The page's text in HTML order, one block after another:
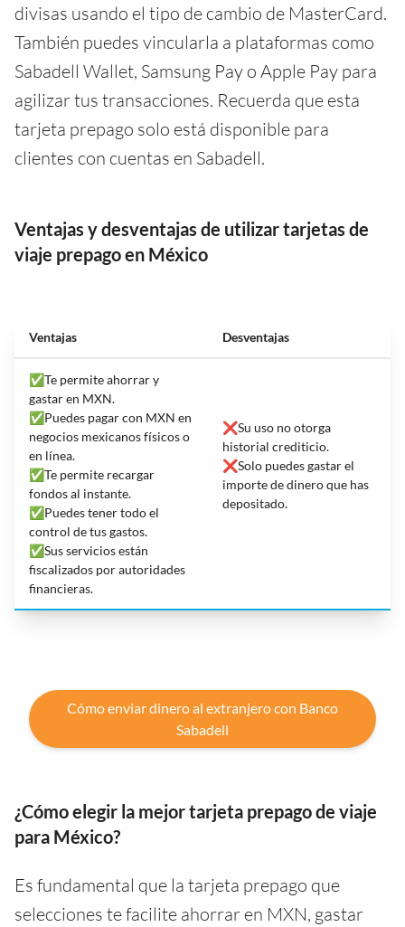
divisas usando el tipo de cambio de MasterCard.
También puedes vincularla a plataformas como
Sabadell Wallet, Samsung Pay o Apple Pay para
agilizar tus transacciones. Recuerda que esta
tarjeta prepago solo está disponible para
clientes con cuentas en Sabadell.
Ventajas y desventajas de utilizar tarjetas de
viaje prepago en México
Ventajas Desventajas
✅Te permite ahorrar y
gastar en MXN.
✅Puedes pagar con MXN en
negocios mexicanos físicos o
en línea.
✅Te permite recargar
fondos al instante.
✅Puedes tener todo el
control de tus gastos.
✅Sus servicios están
fiscalizados por autoridades
financieras.
❌Su uso no otorga
historial crediticio.
❌Solo puedes gastar el
importe de dinero que has
depositado.
Cómo enviar dinero al extranjero con Banco
Sabadell
¿Cómo elegir la mejor tarjeta prepago de viaje
para México?
Es fundamental que la tarjeta prepago que
selecciones te facilite ahorrar en MXN, gastar